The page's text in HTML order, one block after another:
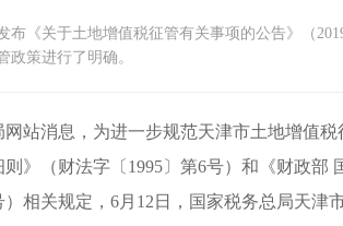
布《关于土地增值税征管有关事项的公告》（
政策进行了明确。
消息，为进一步规范天津市土地增值税
》（财法字〔1995〕第6号）和《财政部
相关规定，6月12日，国家税务总局天津